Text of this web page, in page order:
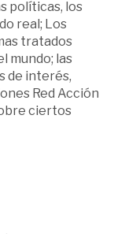
políticas, los
real; Los
tratados
mundo; las
de interés,
Red Acción
ciertos